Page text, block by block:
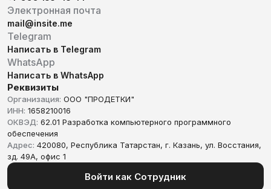
Электронная почта
mail@insite.me
Telegram
Написать в Telegram
WhatsApp
Написать в WhatsApp
Реквизиты
Организация: ООО "ПРОДЕТКИ"
ИНН: 1658210016
ОКВЭД: 62.01 Разработка компьютерного программного
обеспечения
Адрес: 420080, Республика Татарстан, г. Казань, ул. Восстания,
зд. 49А, офис 1
Войти как Сотрудник